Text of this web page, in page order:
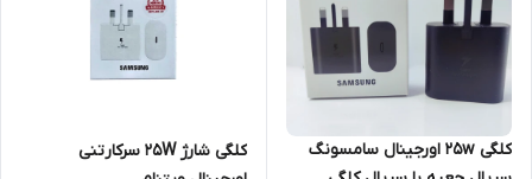
کلگی 25w اورجینال سامسونگ
کلگی شارژ 25W سرکارتنی